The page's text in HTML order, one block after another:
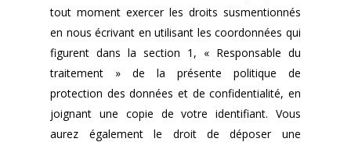
tout moment exercer les droits susmentionnés
en nous écrivant en utilisant les coordonnées qui
figurent dans la section 1, « Responsable du
traitement » de la présente politique de
protection des données et de confidentialité, en
joignant une copie de votre identifiant. Vous
aurez également le droit de déposer une